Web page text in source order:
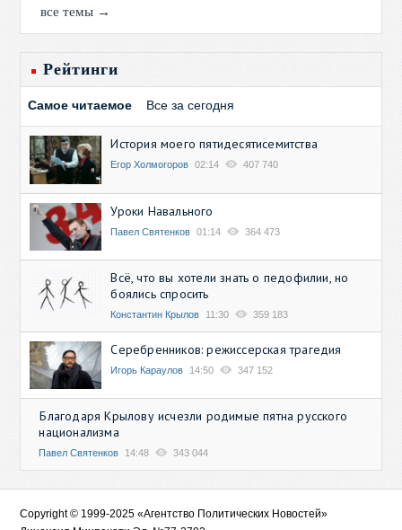
все темы →
Рейтинги
Самое читаемое Все за сегодня
История моего пятидесятисемитства
Егор Холмогоров 02:14 407 740
Уроки Навального
Павел Святенков 01:14 364 473
Всё, что вы хотели знать о педофилии, но
боялись спросить
Константин Крылов 11:30 359 183
Серебренников: режиссерская трагедия
Игорь Караулов 14:50 347 152
Благодаря Крылову исчезли родимые пятна русского
национализма
Павел Святенков 14:48 343 044
Copyright © 1999-2025 «Агентство Политических Новостей»